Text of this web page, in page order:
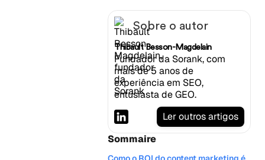
Sobre o autor
Thibault Besson-Magdelain
Fundador da Sorank, com
mais de 5 anos de
experiência em SEO,
entusiasta de GEO.
Ler outros artigos
Sommaire